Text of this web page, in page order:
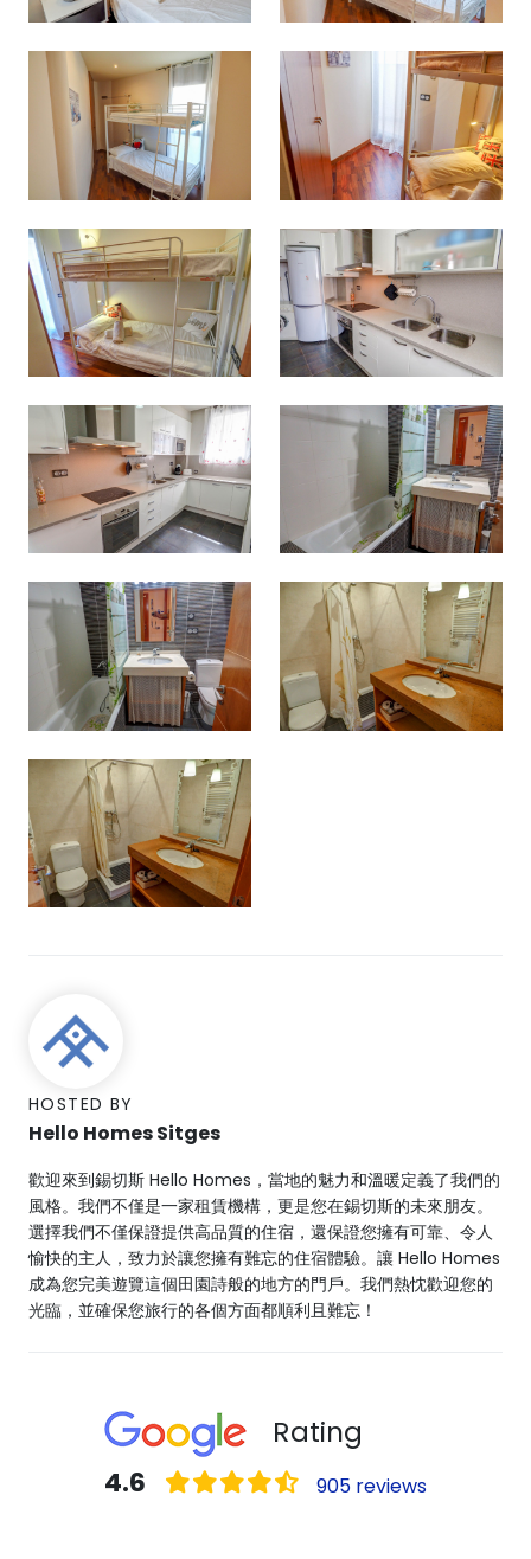
HOSTED BY
Hello Homes Sitges
歡迎來到錫切斯 Hello Homes，當地的魅力和溫暖定義了我們的
風格。我們不僅是一家租賃機構，更是您在錫切斯的未來朋友。
選擇我們不僅保證提供高品質的住宿，還保證您擁有可靠、令人
愉快的主人，致力於讓您擁有難忘的住宿體驗。讓 Hello Homes
成為您完美遊覽這個田園詩般的地方的門戶。我們熱忱歡迎您的
光臨，並確保您旅行的各個方面都順利且難忘！
Rating
4.6 905 reviews